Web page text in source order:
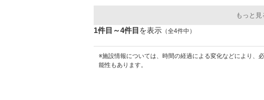
もっと見
1件目～4件目 を表示 （全4件中）
※施設情報については、時間の経過による変化などにより、
能性もあります。